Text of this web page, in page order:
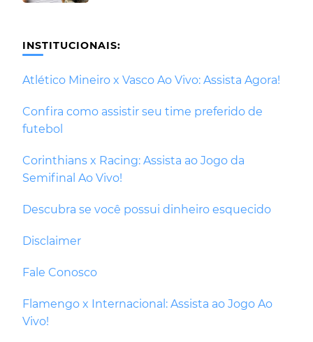
INSTITUCIONAIS:
Atlético Mineiro x Vasco Ao Vivo: Assista Agora!
Confira como assistir seu time preferido de
futebol
Corinthians x Racing: Assista ao Jogo da
Semifinal Ao Vivo!
Descubra se você possui dinheiro esquecido
Disclaimer
Fale Conosco
Flamengo x Internacional: Assista ao Jogo Ao
Vivo!